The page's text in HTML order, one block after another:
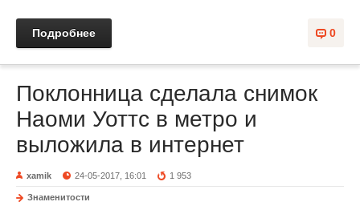
0
Подробнее
Поклонница сделала снимок
Наоми Уоттс в метро и
выложила в интернет
xamik 24-05-2017, 16:01 1 953
Знаменитости